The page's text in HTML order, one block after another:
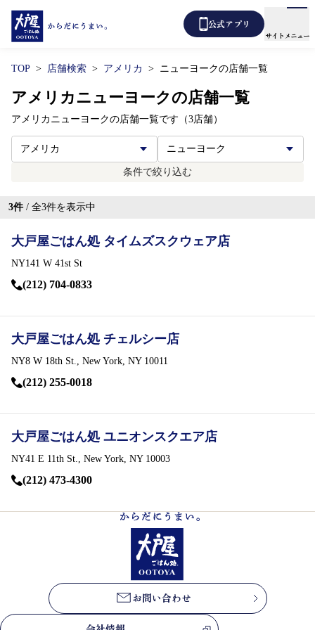
公式アプリ
サイトメニュー
メニュー 店舗検索
テイクアウト
デリバリー
あばうと大戸屋
よくあるご質問
各種表示について
お問い合わせ
会社情報
TOP 店舗検索 アメリカ ニューヨークの店舗一覧
アメリカニューヨークの店舗一覧
アメリカニューヨークの店舗一覧です（3店舗）
条件で絞り込む
3件 / 全3件を表示中
大戸屋ごはん処 タイムズスクウェア店
NY141 W 41st St
(212) 704-0833
大戸屋ごはん処 チェルシー店
NY8 W 18th St., New York, NY 10011
(212) 255-0018
大戸屋ごはん処 ユニオンスクエア店
NY41 E 11th St., New York, NY 10003
(212) 473-4300
お問い合わせ